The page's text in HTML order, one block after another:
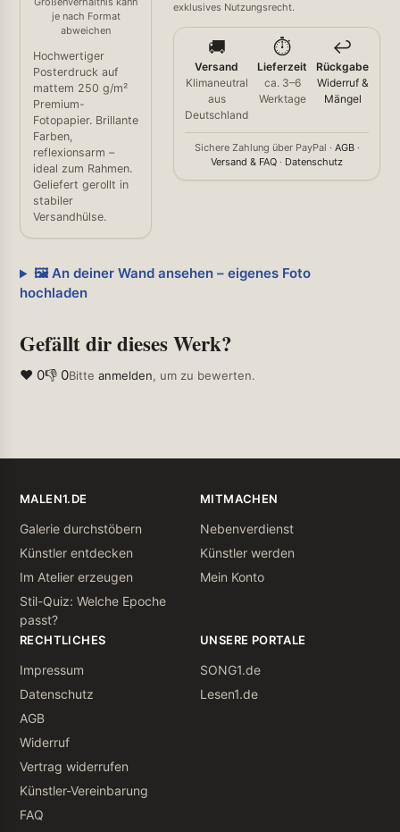
je nach Format
abweichen
Hochwertiger
Posterdruck auf
mattem 250 g/m²
Premium-
Fotopapier. Brillante
Farben,
reflexionsarm –
ideal zum Rahmen.
Geliefert gerollt in
stabiler
Versandhülse.
exklusives Nutzungsrecht.
🚚
Versand
Klimaneutral
aus
Deutschland
⏱️
Lieferzeit
ca. 3–6
Werktage
↩️
Rückgabe
Widerruf &
Mängel
Sichere Zahlung über PayPal · AGB·
Versand & FAQ · Datenschutz
🖼️ An deiner Wand ansehen – eigenes Foto
hochladen
Gefällt dir dieses Werk?
❤ 0👎 0Bitte anmelden, um zu bewerten.
MALEN1.DE
Galerie durchstöbern
Künstler entdecken
Im Atelier erzeugen
Stil-Quiz: Welche Epoche
passt?
MITMACHEN
Nebenverdienst
Künstler werden
Mein Konto
RECHTLICHES
Impressum
Datenschutz
AGB
Widerruf
Vertrag widerrufen
Künstler-Vereinbarung
FAQ
UNSERE PORTALE
SONG1.de
Lesen1.de